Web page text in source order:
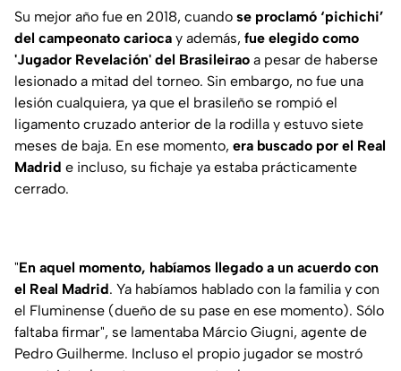
Su mejor año fue en 2018, cuando se proclamó ‘pichichi’
del campeonato carioca y además, fue elegido como
'Jugador Revelación' del Brasileirao a pesar de haberse
lesionado a mitad del torneo. Sin embargo, no fue una
lesión cualquiera, ya que el brasileño se rompió el
ligamento cruzado anterior de la rodilla y estuvo siete
meses de baja. En ese momento, era buscado por el Real
Madrid e incluso, su fichaje ya estaba prácticamente
cerrado.
"En aquel momento, habíamos llegado a un acuerdo con
el Real Madrid. Ya habíamos hablado con la familia y con
el Fluminense (dueño de su pase en ese momento). Sólo
faltaba firmar", se lamentaba Márcio Giugni, agente de
Pedro Guilherme. Incluso el propio jugador se mostró